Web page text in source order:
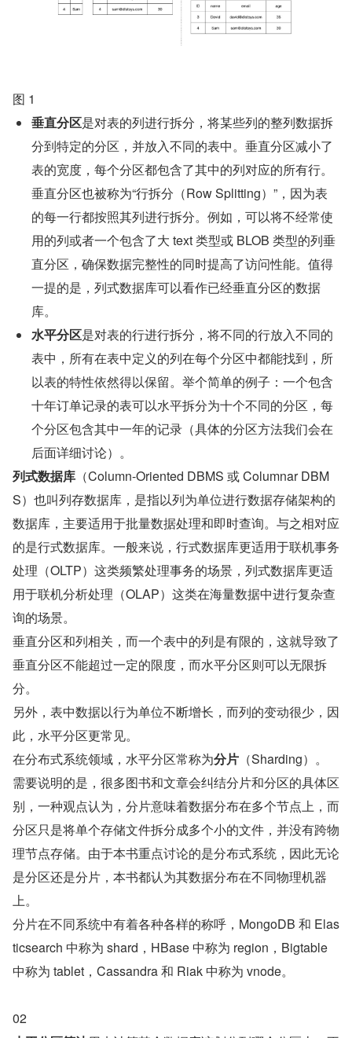
图 1
垂直分区是对表的列进行拆分，将某些列的整列数据拆
分到特定的分区，并放入不同的表中。垂直分区减小了
表的宽度，每个分区都包含了其中的列对应的所有行。
垂直分区也被称为“行拆分（Row Splitting）”，因为表
的每一行都按照其列进行拆分。例如，可以将不经常使
用的列或者一个包含了大 text 类型或 BLOB 类型的列垂
直分区，确保数据完整性的同时提高了访问性能。值得
一提的是，列式数据库可以看作已经垂直分区的数据
库。
水平分区是对表的行进行拆分，将不同的行放入不同的
表中，所有在表中定义的列在每个分区中都能找到，所
以表的特性依然得以保留。举个简单的例子：一个包含
十年订单记录的表可以水平拆分为十个不同的分区，每
个分区包含其中一年的记录（具体的分区方法我们会在
后面详细讨论）。
列式数据库 （Column-Oriented DBMS 或 Columnar DBM
S）也叫列存数据库，是指以列为单位进行数据存储架构的
数据库，主要适用于批量数据处理和即时查询。与之相对应
的是行式数据库。一般来说，行式数据库更适用于联机事务
处理（OLTP）这类频繁处理事务的场景，列式数据库更适
用于联机分析处理（OLAP）这类在海量数据中进行复杂查
询的场景。
垂直分区和列相关，而一个表中的列是有限的，这就导致了
垂直分区不能超过一定的限度，而水平分区则可以无限拆
分。
另外，表中数据以行为单位不断增长，而列的变动很少，因
此，水平分区更常见。
在分布式系统领域，水平分区常称为分片 （Sharding）。
需要说明的是，很多图书和文章会纠结分片和分区的具体区
别，一种观点认为，分片意味着数据分布在多个节点上，而
分区只是将单个存储文件拆分成多个小的文件，并没有跨物
理节点存储。由于本书重点讨论的是分布式系统，因此无论
是分区还是分片，本书都认为其数据分布在不同物理机器
上。
分片在不同系统中有着各种各样的称呼，MongoDB 和 Elas
ticsearch 中称为 shard，HBase 中称为 region，Bigtable
中称为 tablet，Cassandra 和 Riak 中称为 vnode。
02